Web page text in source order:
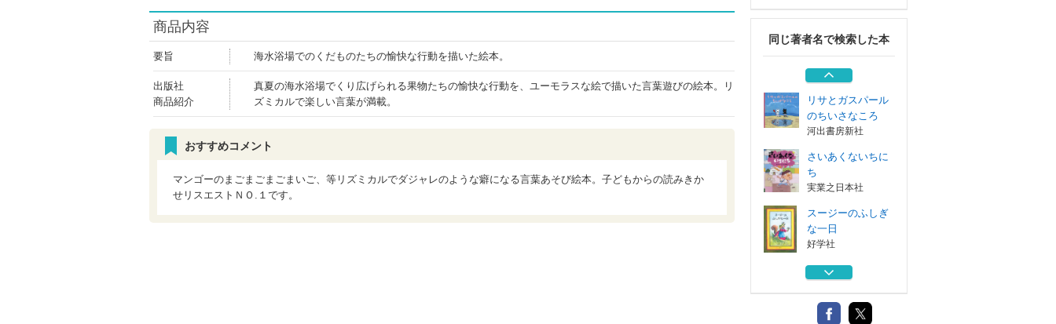
商品内容
要旨 海水浴場でのくだものたちの愉快な行動を描いた絵本。
出版社
商品紹介
真夏の海水浴場でくり広げられる果物たちの愉快な行動を、ユーモラスな絵で描いた言葉遊びの絵本。リ
ズミカルで楽しい言葉が満載。
おすすめコメント
マンゴーのまごまごまごまいご、等リズミカルでダジャレのような癖になる言葉あそび絵本。子どもからの読みきか
せリスエストＮＯ.１です。
同じ著者名で検索した本
ラパンくんいい旅
を！
Ｇａｋｋｅｎ
リサとガスパール
のちいさなころ
河出書房新社
さいあくないちに
ち
実業之日本社
スージーのふしぎ
な一日
好学社
もりのおく